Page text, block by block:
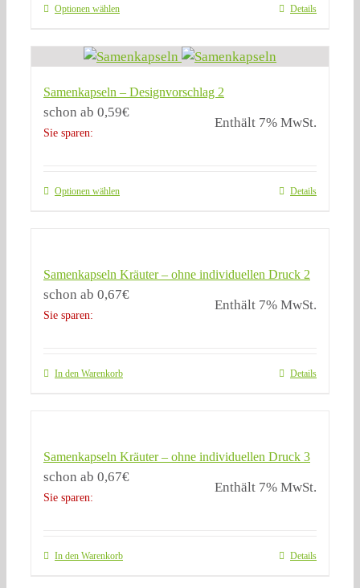
Optionen wählen Details
Samenkapseln – Designvorschlag 2
schon ab 0,59€
Sie sparen:
Enthält 7% MwSt.
Optionen wählen Details
Samenkapseln Kräuter – ohne individuellen Druck 2
schon ab 0,67€
Sie sparen:
Enthält 7% MwSt.
In den Warenkorb Details
Samenkapseln Kräuter – ohne individuellen Druck 3
schon ab 0,67€
Sie sparen:
Enthält 7% MwSt.
In den Warenkorb Details